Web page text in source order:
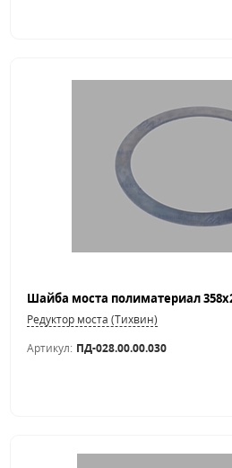
Шайба моста полиматериал
Редуктор моста (Тихвин)
Артикул: ПД-028.00.00.030